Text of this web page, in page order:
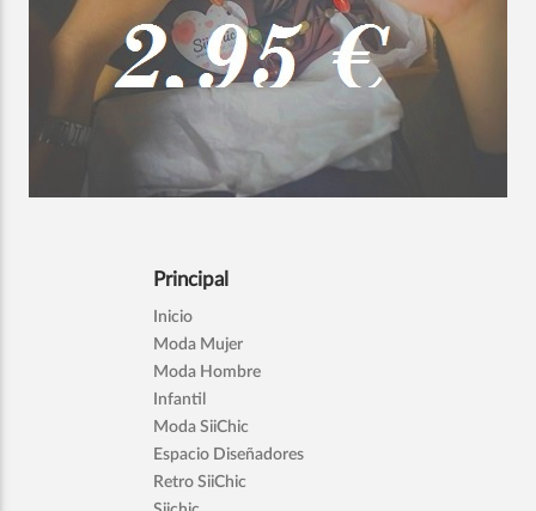
Principal
Inicio
Moda Mujer
Moda Hombre
Infantil
Moda SiiChic
Espacio Diseñadores
Retro SiiChic